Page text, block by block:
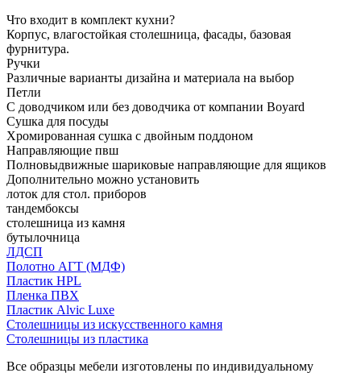
Что входит в комплект кухни?
Корпус, влагостойкая столешница, фасады, базовая
фурнитура.
Ручки
Различные варианты дизайна и материала на выбор
Петли
С доводчиком или без доводчика от компании Boyard
Сушка для посуды
Хромированная сушка с двойным поддоном
Направляющие пвш
Полновыдвижные шариковые направляющие для ящиков
Дополнительно можно установить
лоток для стол. приборов
тандембоксы
столешница из камня
бутылочница
ЛДСП
Полотно АГТ (МДФ)
Пластик HPL
Пленка ПВХ
Пластик Alvic Luxe
Столешницы из искусственного камня
Столешницы из пластика
Все образцы мебели изготовлены по индивидуальному